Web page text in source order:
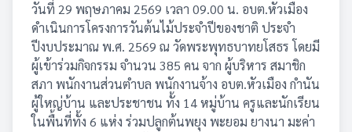
วันที่ 29 พฤษภาคม 2569 เวลา 09.00 น. อบต.หัวเมือง
ดำเนินการโครงการวันต้นไม้ประจำปีของชาติ ประจำ
ปีงบประมาณ พ.ศ. 2569 ณ วัดพระพุทธบาทยโสธร โดยมี
ผู้เข้าร่วมกิจกรรม จำนวน 385 คน จาก ผู้บริหาร สมาชิก
สภา พนักงานส่วนตำบล พนักงานจ้าง อบต.หัวเมือง กำนัน
ผู้ใหญ่บ้าน และประชาชน ทั้ง 14 หมู่บ้าน ครูและนักเรียน
ในพื้นที่ทั้ง 6 แห่ง ร่วมปลูกต้นพยุง พะยอม ยางนา มะค่า